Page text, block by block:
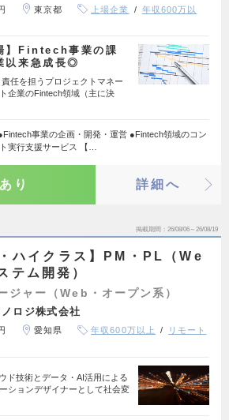
東京都 上場企業
年収600万以
】Fintech事業の課
以来急成長◎
責任を担うプロジェクトマネー
企業のFintech領域（主に決
事業の企画・開発・運営 ●Fintech領域のコン
実行支援サービス 【…
り 詳細へ
掲載期間 26/08/06～26/08/19
・ハイクラス】PM・PL（We
テム開発）
ジャー（Web・オープン系）
ロジ株式会社
愛知県 年収600万以上
リモート
ド技術とデータ・AI活用による
ションデザイナーとして社会変